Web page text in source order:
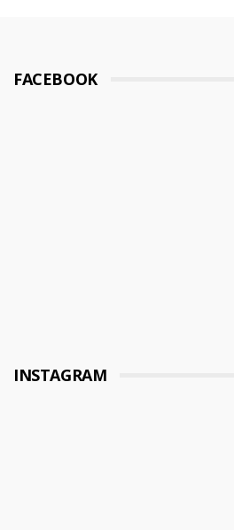
FACEBOOK
INSTAGRAM